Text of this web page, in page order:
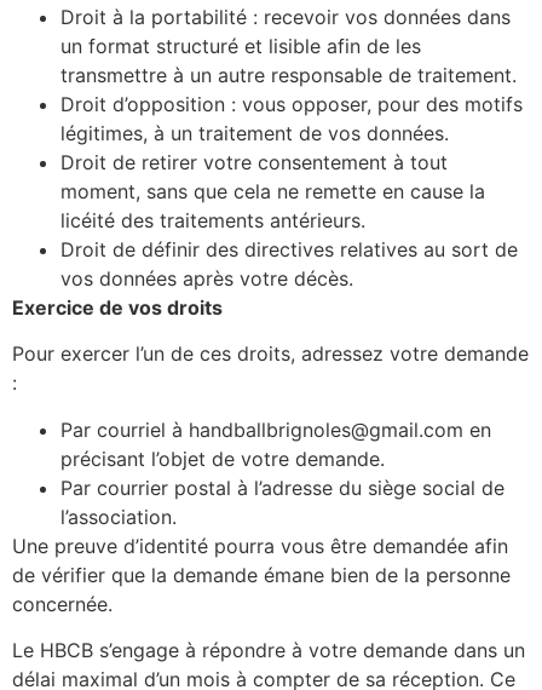
Droit à la portabilité : recevoir vos données dans
un format structuré et lisible afin de les
transmettre à un autre responsable de traitement.
Droit d’opposition : vous opposer, pour des motifs
légitimes, à un traitement de vos données.
Droit de retirer votre consentement à tout
moment, sans que cela ne remette en cause la
licéité des traitements antérieurs.
Droit de définir des directives relatives au sort de
vos données après votre décès.
Exercice de vos droits
Pour exercer l’un de ces droits, adressez votre demande
:
Par courriel à handballbrignoles@gmail.com en
précisant l’objet de votre demande.
Par courrier postal à l’adresse du siège social de
l’association.
Une preuve d’identité pourra vous être demandée afin
de vérifier que la demande émane bien de la personne
concernée.
Le HBCB s’engage à répondre à votre demande dans un
délai maximal d’un mois à compter de sa réception. Ce